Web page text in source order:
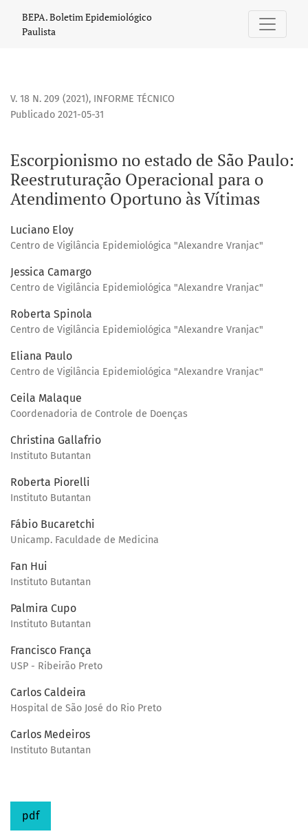
Escorpionismo no estado de São Paulo: Reestruturação
BEPA. Boletim Epidemiológico
Paulista
V. 18 N. 209 (2021), INFORME TÉCNICO
Escorpionismo no estado de São Paulo:
Reestruturação Operacional para o
Atendimento Oportuno às Vítimas
Publicado 2021-05-31
Luciano Eloy
Centro de Vigilância Epidemiológica "Alexandre Vranjac"
Jessica Camargo
Centro de Vigilância Epidemiológica "Alexandre Vranjac"
Roberta Spinola
Centro de Vigilância Epidemiológica "Alexandre Vranjac"
Eliana Paulo
Centro de Vigilância Epidemiológica "Alexandre Vranjac"
Ceila Malaque
Coordenadoria de Controle de Doenças
Christina Gallafrio
Instituto Butantan
Roberta Piorelli
Instituto Butantan
Fábio Bucaretchi
Unicamp. Faculdade de Medicina
Fan Hui
Instituto Butantan
Palmira Cupo
Instituto Butantan
Francisco França
USP - Ribeirão Preto
Carlos Caldeira
Hospital de São José do Rio Preto
Carlos Medeiros
Instituto Butantan
pdf